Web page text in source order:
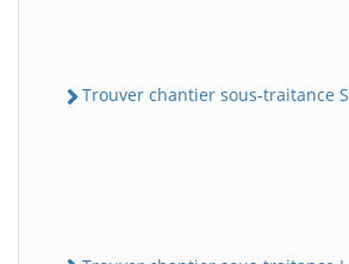
Trouver chantier sous-traitance